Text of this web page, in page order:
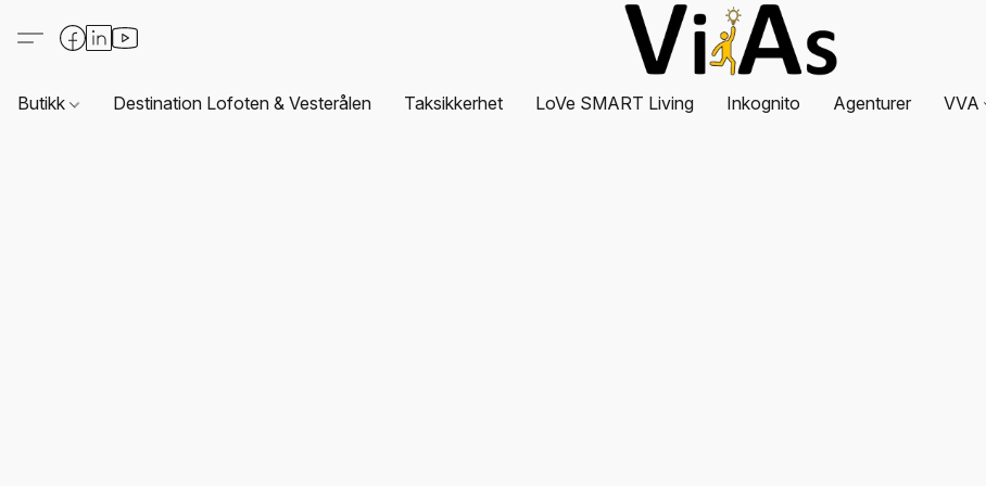
Butikk Destination Lofoten & Vesterålen Taksikkerhet LoVe SMART Living Inkognito Agenturer VVA